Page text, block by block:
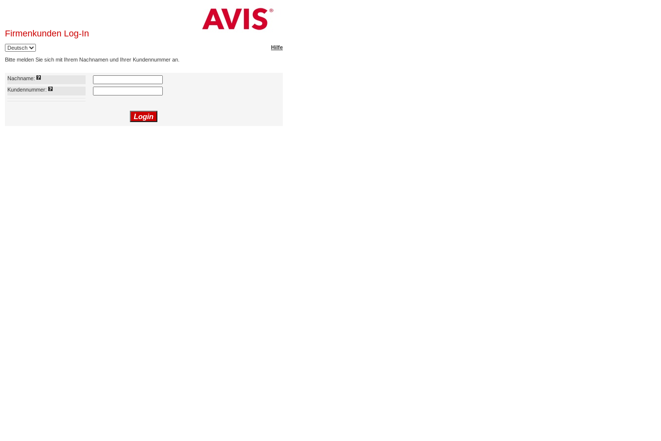
Firmenkunden Log-In
Hilfe
Bitte melden Sie sich mit Ihrem Nachnamen und Ihrer Kundennummer an.
Nachname:
Kundennummer: